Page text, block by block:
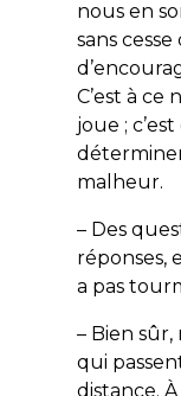
nous en
sans cesse
C’est à ce
joue ;
malheur.
– Des
réponses,
a pas
– Bien sûr,
qui
distance.